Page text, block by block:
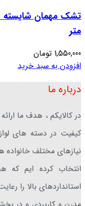
متر
1,550,000 تومان
افزودن به سبد خرید
درباره ما
در کالایکم ، هدف ما
کیفیت در دسته های
نیازهای مختلف خانواده
انتخاب کرده ایم که
استانداردهای بالا را